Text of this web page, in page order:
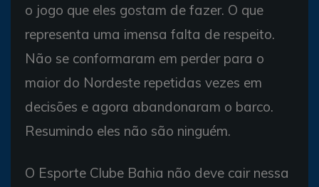
o jogo que eles gostam de fazer. O que
representa uma imensa falta de respeito.
Não se conformaram em perder para o
maior do Nordeste repetidas vezes em
decisões e agora abandonaram o barco.
Resumindo eles não são ninguém.
O Esporte Clube Bahia não deve cair nessa